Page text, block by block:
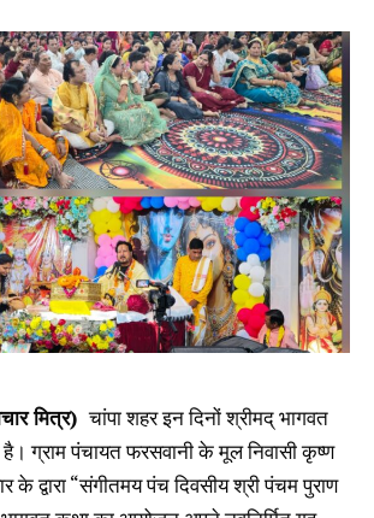
मित्र)चांपा शहर इन दिनों श्रीमद् भागवत
ग्राम पंचायत फरसवानी के मूल निवासी कृष्ण
के द्वारा “संगीतमय पंच दिवसीय श्री पंचम पुराण